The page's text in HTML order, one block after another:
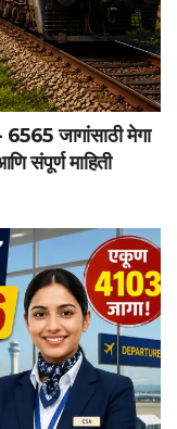
जागांसाठी मेगा
संपूर्ण माहिती